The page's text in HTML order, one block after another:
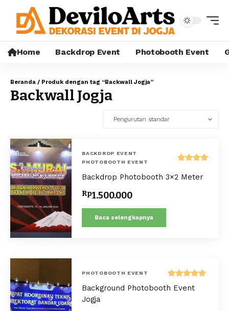
Home Backdrop Event Photobooth Event
Beranda / Produk dengan tag “Backwall Jogja”
Backwall Jogja
BACKDROP EVENT
PHOTOBOOTH EVENT
5.00
Backdrop Photobooth 3×2 Meter
Rp1.500.000
Baca selengkapnya
PHOTOBOOTH EVENT
Dinilai
Background Photobooth Event
Jogja